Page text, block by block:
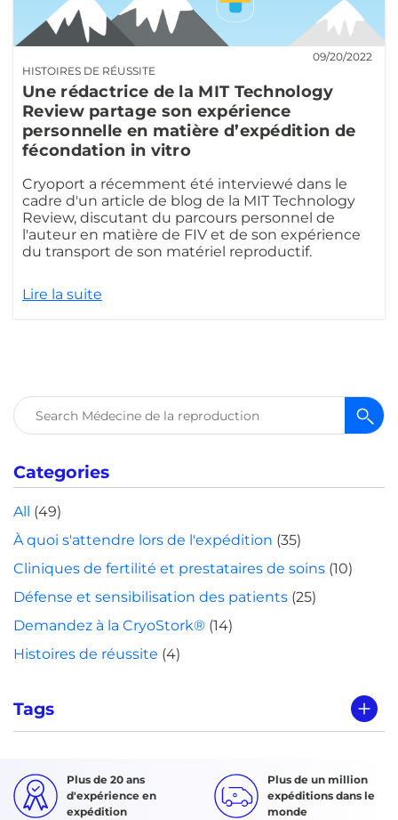
HISTOIRES DE RÉUSSITE
09/20/2022
Une rédactrice de la MIT Technology
Review partage son expérience
personnelle en matière d’expédition de
fécondation in vitro
Cryoport a récemment été interviewé dans le
cadre d'un article de blog de la MIT Technology
Review, discutant du parcours personnel de
l'auteur en matière de FIV et de son expérience
du transport de son matériel reproductif.
Lire la suite
Rechercher :
Categories
All (49)
À quoi s'attendre lors de l'expédition (35)
Cliniques de fertilité et prestataires de soins (10)
Défense et sensibilisation des patients (25)
Demandez à la CryoStork® (14)
Histoires de réussite (4)
Tags
Plus de 20 ans
d'expérience en
expédition
Plus de un million
expéditions dans le
monde